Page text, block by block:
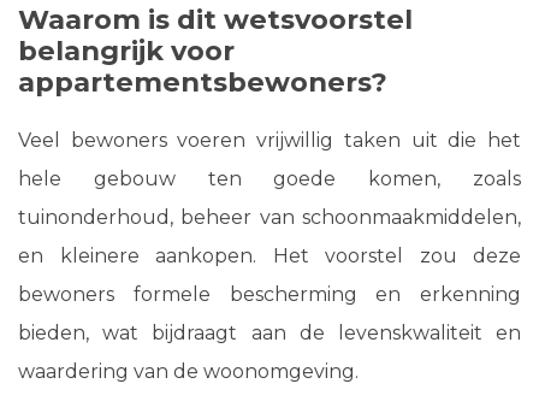
Waarom is dit wetsvoorstel
belangrijk voor
appartementsbewoners?
Veel bewoners voeren vrijwillig taken uit die het
hele gebouw ten goede komen, zoals
tuinonderhoud, beheer van schoonmaakmiddelen,
en kleinere aankopen. Het voorstel zou deze
bewoners formele bescherming en erkenning
bieden, wat bijdraagt aan de levenskwaliteit en
waardering van de woonomgeving.